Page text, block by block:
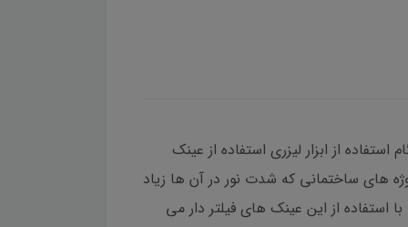
از ابزار لیزری استفاده از عینک
های ساختمانی که شدت نور در آن ها زیاد
استفاده از این عینک های فیلتر دار می